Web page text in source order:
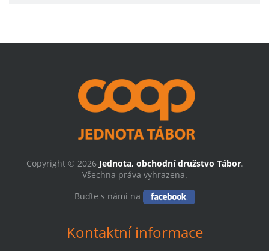
Copyright © 2026 Jednota, obchodní družstvo Tábor.
Všechna práva vyhrazena.
Buďte s námi na
Kontaktní informace